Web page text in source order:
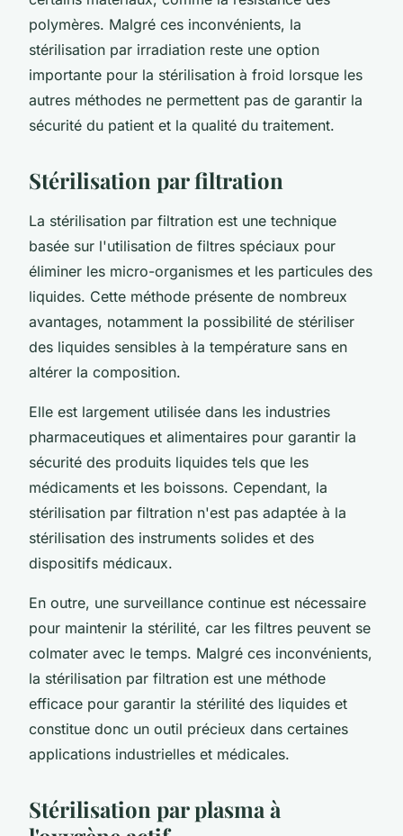
polymères. Malgré ces inconvénients, la
stérilisation par irradiation reste une option
importante pour la stérilisation à froid lorsque les
autres méthodes ne permettent pas de garantir la
sécurité du patient et la qualité du traitement.
Stérilisation par filtration
La stérilisation par filtration est une technique
basée sur l'utilisation de filtres spéciaux pour
éliminer les micro-organismes et les particules des
liquides. Cette méthode présente de nombreux
avantages, notamment la possibilité de stériliser
des liquides sensibles à la température sans en
altérer la composition.
Elle est largement utilisée dans les industries
pharmaceutiques et alimentaires pour garantir la
sécurité des produits liquides tels que les
médicaments et les boissons. Cependant, la
stérilisation par filtration n'est pas adaptée à la
stérilisation des instruments solides et des
dispositifs médicaux.
En outre, une surveillance continue est nécessaire
pour maintenir la stérilité, car les filtres peuvent se
colmater avec le temps. Malgré ces inconvénients,
la stérilisation par filtration est une méthode
efficace pour garantir la stérilité des liquides et
constitue donc un outil précieux dans certaines
applications industrielles et médicales.
Stérilisation par plasma à